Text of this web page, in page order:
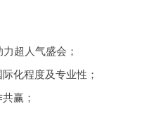
超人气盛会；
化程度及专业性；
赢；